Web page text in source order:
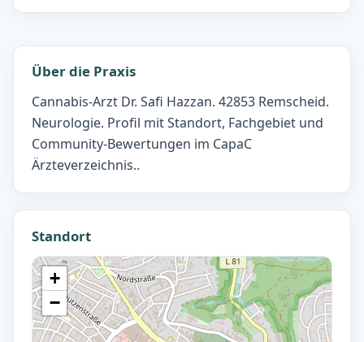
Über die Praxis
Cannabis-Arzt Dr. Safi Hazzan. 42853 Remscheid.
Neurologie. Profil mit Standort, Fachgebiet und
Community-Bewertungen im CapaC
Ärzteverzeichnis..
Standort
+
−